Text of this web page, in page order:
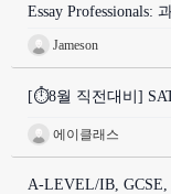
Essay Professionals:
Jameson
[⏱️8월 직전대비]
에이클래스
A-LEVEL/IB, GCSE,